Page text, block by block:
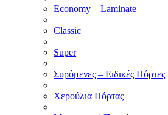
Economy – Laminate
Classic
Super
Συρόμενες – Ειδικές Πόρτες
Χερούλια Πόρτας